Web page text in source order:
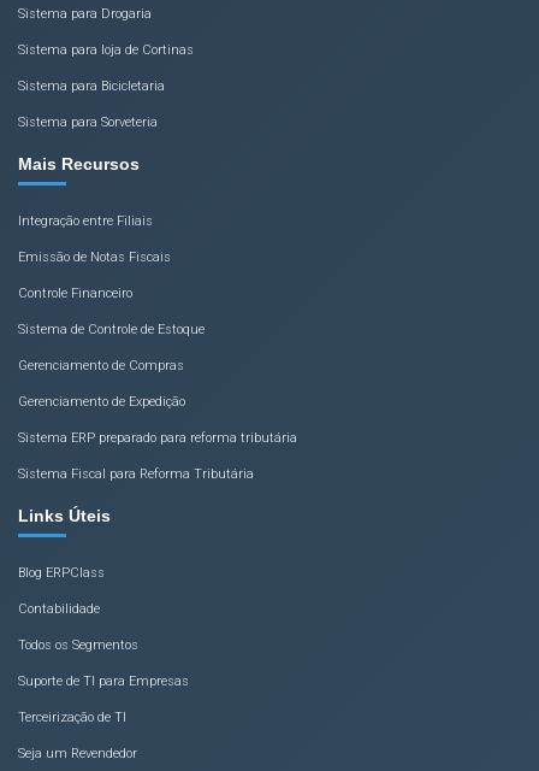
Sistema para Drogaria
Sistema para loja de Cortinas
Sistema para Bicicletaria
Sistema para Sorveteria
Mais Recursos
Integração entre Filiais
Emissão de Notas Fiscais
Controle Financeiro
Sistema de Controle de Estoque
Gerenciamento de Compras
Gerenciamento de Expedição
Sistema ERP preparado para reforma tributária
Sistema Fiscal para Reforma Tributária
Links Úteis
Blog ERPClass
Contabilidade
Todos os Segmentos
Suporte de TI para Empresas
Terceirização de TI
Seja um Revendedor